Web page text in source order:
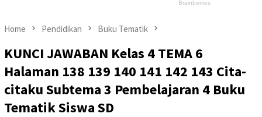
Home Pendidikan Buku Tematik
KUNCI JAWABAN Kelas 4 TEMA 6
Halaman 138 139 140 141 142 143 Cita-
citaku Subtema 3 Pembelajaran 4 Buku
Tematik Siswa SD